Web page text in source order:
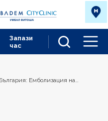
Запази
час
Емболизация на